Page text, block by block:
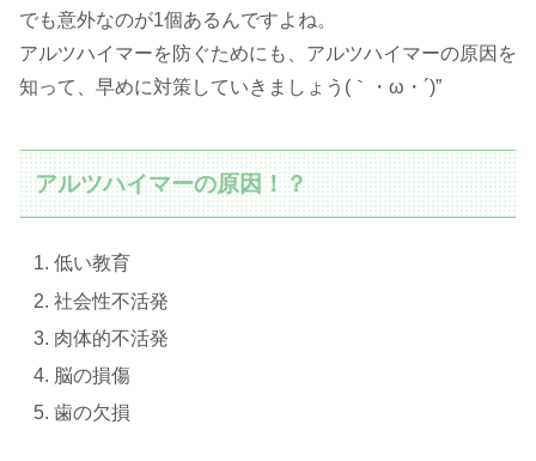
でも意外なのが1個あるんですよね。
アルツハイマーを防ぐためにも、アルツハイマーの原因を
知って、早めに対策していきましょう(｀・ω・´)”
アルツハイマーの原因！？
低い教育
社会性不活発
肉体的不活発
脳の損傷
歯の欠損